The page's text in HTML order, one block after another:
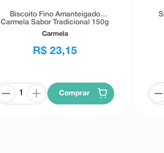
Biscoito Fino Amanteigado
Carmela Sabor Tradicional 150g
Carmela
R$ 23,15
Comprar